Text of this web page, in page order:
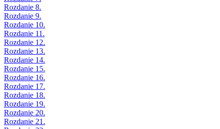
Rozdanie 8.
Rozdanie 9.
Rozdanie 10.
Rozdanie 11.
Rozdanie 12.
Rozdanie 13.
Rozdanie 14.
Rozdanie 15.
Rozdanie 16.
Rozdanie 17.
Rozdanie 18.
Rozdanie 19.
Rozdanie 20.
Rozdanie 21.